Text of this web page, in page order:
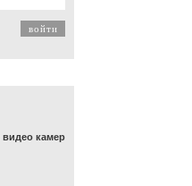
видео камер